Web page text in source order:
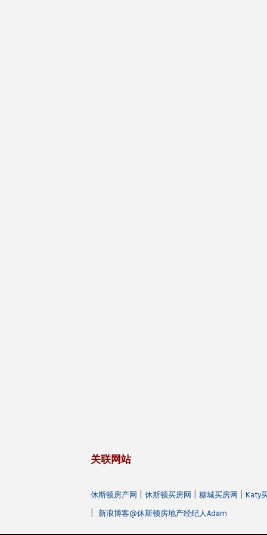
关联网站
休斯顿房产网 | 休斯顿买房网 | 糖城买房网 | Katy
| 新浪博客@休斯顿房地产经纪人Adam